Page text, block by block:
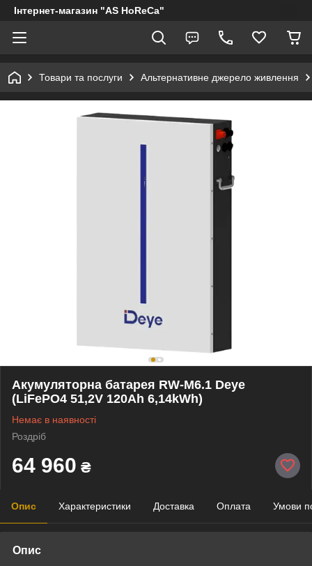
Інтернет-магазин "AS HoReCa"
Товари та послуги Альтернативне джерело живлення
Акумуляторна батарея RW-M6.1 Deye
(LiFePO4 51,2V 120Ah 6,14kWh)
Немає в наявності
Роздріб
64 960 ₴
Опис Характеристики Доставка Оплата Умови
Опис